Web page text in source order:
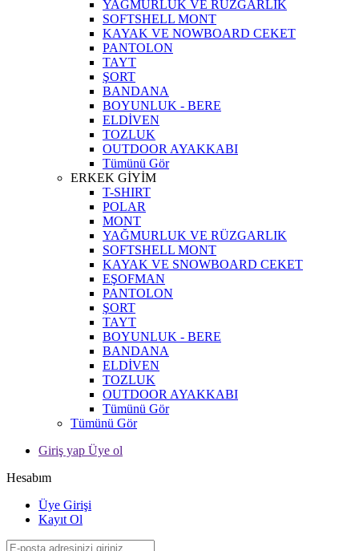
YAĞMURLUK VE RÜZGARLIK
SOFTSHELL MONT
KAYAK VE NOWBOARD CEKET
PANTOLON
TAYT
ŞORT
BANDANA
BOYUNLUK - BERE
ELDİVEN
TOZLUK
OUTDOOR AYAKKABI
Tümünü Gör
ERKEK GİYİM
T-SHIRT
POLAR
MONT
YAĞMURLUK VE RÜZGARLIK
SOFTSHELL MONT
KAYAK VE SNOWBOARD CEKET
EŞOFMAN
PANTOLON
ŞORT
TAYT
BOYUNLUK - BERE
BANDANA
ELDİVEN
TOZLUK
OUTDOOR AYAKKABI
Tümünü Gör
Tümünü Gör
Giriş yap Üye ol
Hesabım
Üye Girişi
Kayıt Ol